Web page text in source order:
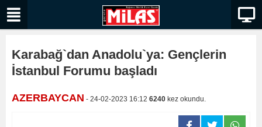
Karabağ`dan Anadolu`ya: Gençlerin
İstanbul Forumu başladı
AZERBAYCAN - 24-02-2023 16:12 6240 kez okundu.